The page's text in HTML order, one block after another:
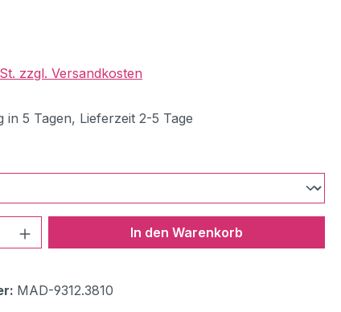
zzgl. Versandkosten
in 5 Tagen, Lieferzeit 2-5 Tage
Gib den gewünschten Wert
In den Warenkorb
MAD-9312.3810